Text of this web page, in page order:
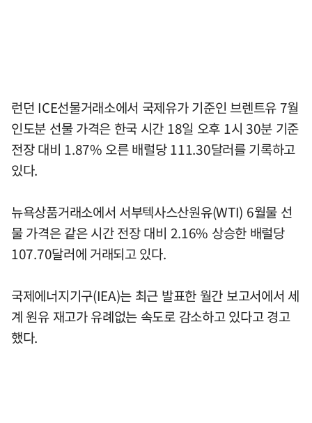
런던 ICE선물거래소에서 국제유가 기준인 브렌트유 7월
인도분 선물 가격은 한국 시간 18일 오후 1시 30분 기준
전장 대비 1.87% 오른 배럴당 111.30달러를 기록하고
있다.
뉴욕상품거래소에서 서부텍사스산원유(WTI) 6월물 선
물 가격은 같은 시간 전장 대비 2.16% 상승한 배럴당
107.70달러에 거래되고 있다.
국제에너지기구(IEA)는 최근 발표한 월간 보고서에서 세
계 원유 재고가 유례없는 속도로 감소하고 있다고 경고
했다.